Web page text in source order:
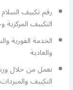
رقم تكييف
التكييف
الخدمة الفورية
والعادية
نعمل من خلال
التكييف